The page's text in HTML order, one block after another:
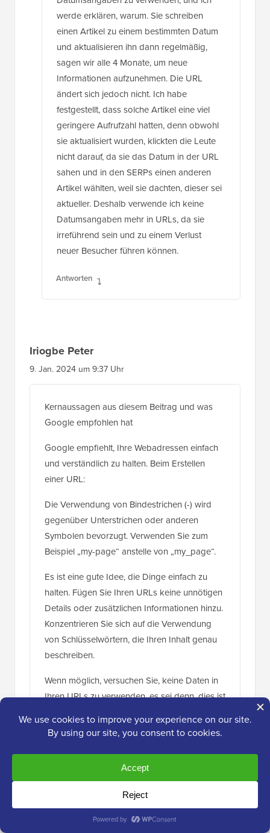
werde erklären, warum. Sie schreiben
einen Artikel zu einem bestimmten Datum
und aktualisieren ihn dann regelmäßig,
sagen wir alle 4 Monate, um neue
Informationen aufzunehmen. Die URL
ändert sich jedoch nicht. Ich habe
festgestellt, dass solche Artikel eine viel
geringere Aufrufzahl hatten, denn obwohl
sie aktualisiert wurden, klickten die Leute
nicht darauf, da sie das Datum in der URL
sahen und in den SERPs einen anderen
Artikel wählten, weil sie dachten, dieser sei
aktueller. Deshalb verwende ich keine
Datumsangaben mehr in URLs, da sie
irreführend sein und zu einem Verlust
neuer Besucher führen können.
Antworten
Iriogbe Peter
9. Jan. 2024 um 9:37 Uhr
Kernaussagen aus diesem Beitrag und was
Google empfohlen hat
Google empfiehlt, Ihre Webadressen einfach
und verständlich zu halten. Beim Erstellen
einer URL:
Die Verwendung von Bindestrichen (-) wird
gegenüber Unterstrichen oder anderen
Symbolen bevorzugt. Verwenden Sie zum
Beispiel „my-page“ anstelle von „my_page“.
Es ist eine gute Idee, die Dinge einfach zu
halten. Fügen Sie Ihren URLs keine unnötigen
Details oder zusätzlichen Informationen hinzu.
Konzentrieren Sie sich auf die Verwendung
von Schlüsselwörtern, die Ihren Inhalt genau
beschreiben.
Wenn möglich, versuchen Sie, keine Daten in
Ihren URLs zu verwenden, es sei denn, dies ist
Antworten
Moinuddin Waheed
23. Dez. 2023 um 03:52 Uhr